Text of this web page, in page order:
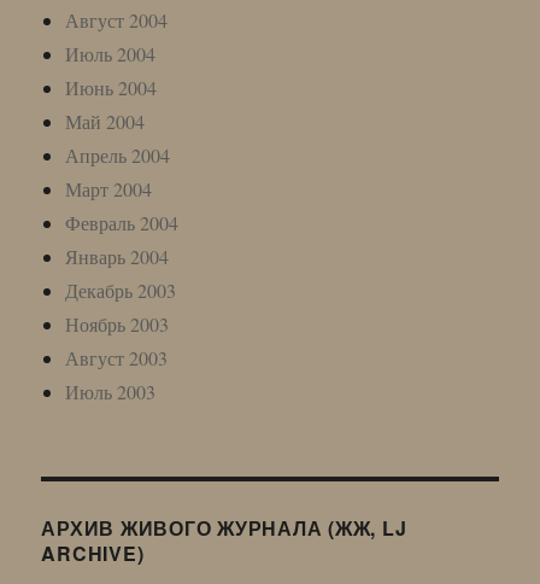
Август 2004
Июль 2004
Июнь 2004
Май 2004
Апрель 2004
Март 2004
Февраль 2004
Январь 2004
Декабрь 2003
Ноябрь 2003
Август 2003
Июль 2003
АРХИВ ЖИВОГО ЖУРНАЛА (ЖЖ, LJ
ARCHIVE)